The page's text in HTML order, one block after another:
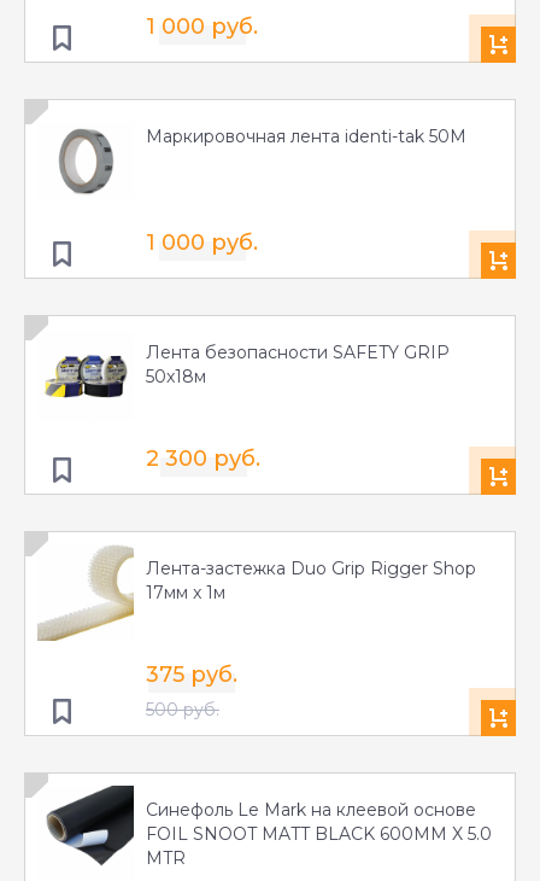
1 000 руб.
Маркировочная лента identi-tak 50M
1 000 руб.
Лента безопаcности SAFETY GRIP
50x18м
2 300 руб.
Лента-застежка Duo Grip Rigger Shop
17мм x 1м
375 руб.
500 руб.
Синефоль Le Mark на клеевой основе
FOIL SNOOT MATT BLACK 600MM X 5.0
MTR